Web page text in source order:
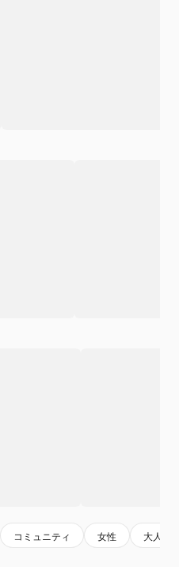
コミュニティ 女性 大人